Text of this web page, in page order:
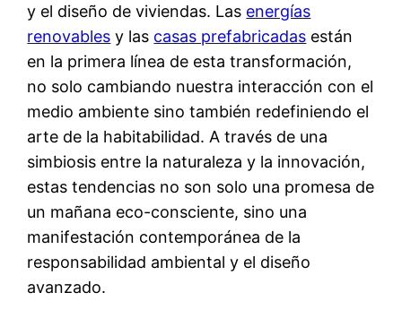
y el diseño de viviendas. Las energías
renovables y las casas prefabricadas están
en la primera línea de esta transformación,
no solo cambiando nuestra interacción con el
medio ambiente sino también redefiniendo el
arte de la habitabilidad. A través de una
simbiosis entre la naturaleza y la innovación,
estas tendencias no son solo una promesa de
un mañana eco-consciente, sino una
manifestación contemporánea de la
responsabilidad ambiental y el diseño
avanzado.